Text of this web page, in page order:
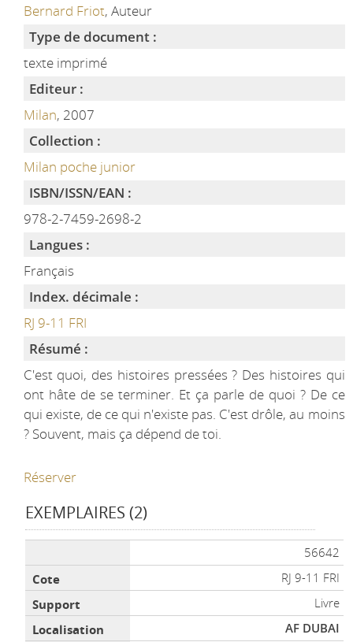
Bernard Friot, Auteur
Type de document :
texte imprimé
Editeur :
Milan, 2007
Collection :
Milan poche junior
ISBN/ISSN/EAN :
978-2-7459-2698-2
Langues :
Français
Index. décimale :
RJ 9-11 FRI
Résumé :
C'est quoi, des histoires pressées ? Des histoires qui
ont hâte de se terminer. Et ça parle de quoi ? De ce
qui existe, de ce qui n'existe pas. C'est drôle, au moins
? Souvent, mais ça dépend de toi.
Réserver
EXEMPLAIRES (2)
56642
RJ 9-11 FRI
Livre
AF DUBAI